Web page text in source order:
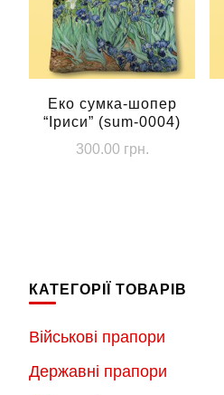
Еко сумка-шопер
“Іриси” (sum-0004)
300.00 грн.
КАТЕГОРІЇ ТОВАРІВ
Військові прапори
Державні прапори